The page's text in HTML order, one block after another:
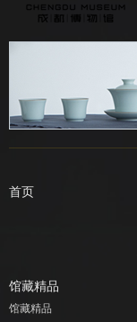
首页
馆藏精品
馆藏精品